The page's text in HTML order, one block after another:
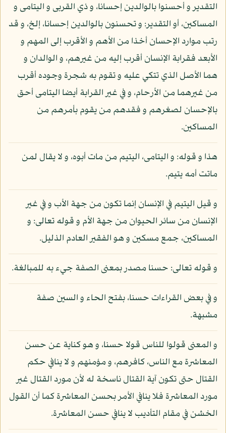
التقدير و أحسنوا بالوالدين إحسانا، و ذي القربى و اليتامى و
المساكين، أو التقدير: و تحسنون بالوالدين إحسانا، إلخ، و قد
رتب موارد الإحسان أخذا من الأهم و الأقرب إلى المهم و
الأبعد فقرابة الإنسان أقرب إليه من غيرهم، و الوالدان و
هما الأصل الذي تتكي عليه و تقوم به شجرة وجوده أقرب
من غيرهما من الأرحام، و في غير القرابة أيضا اليتامى أحق
بالإحسان لصغرهم و فقدهم من يقوم بأمرهم من
المساكين.
هذا و قوله: و اليتامى، اليتيم من مات أبوه، و لا يقال لمن
ماتت أمه يتيم.
و قيل اليتيم في الإنسان إنما تكون من جهة الأب و في غير
الإنسان من سائر الحيوان من جهة الأم و قوله تعالى: و
المساكين، جمع مسكين و هو الفقير العادم الذليل.
و قوله تعالى: حسنا مصدر بمعنى الصفة جيء به للمبالغة.
و في بعض القراءات حسنا، بفتح الحاء و السين صفة
مشبهة.
و المعنى قولوا للناس قولا حسنا، و هو كناية عن حسن
المعاشرة مع الناس، كافرهم، و مؤمنهم و لا ينافي حكم
القتال حتى تكون آية القتال ناسخة له لأن مورد القتال غير
مورد المعاشرة فلا ينافي الأمر بحسن المعاشرة كما أن القول
الخشن في مقام التأديب لا ينافي حسن المعاشرة.